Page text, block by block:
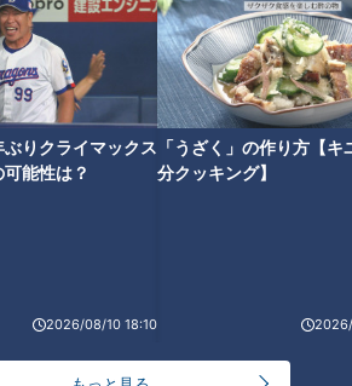
りクライマックス
能性は？
2026/08/10 18:10
「うざく」の作り方【キ
分クッキング】
チャン